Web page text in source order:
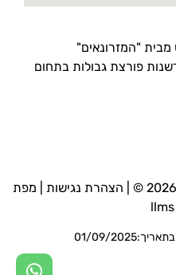
מבית "המזרונאים"
מ"ר של חדשנות פורצת גבולות בתחום
הצהרת נגישות
מפת
|
llms
09/2025